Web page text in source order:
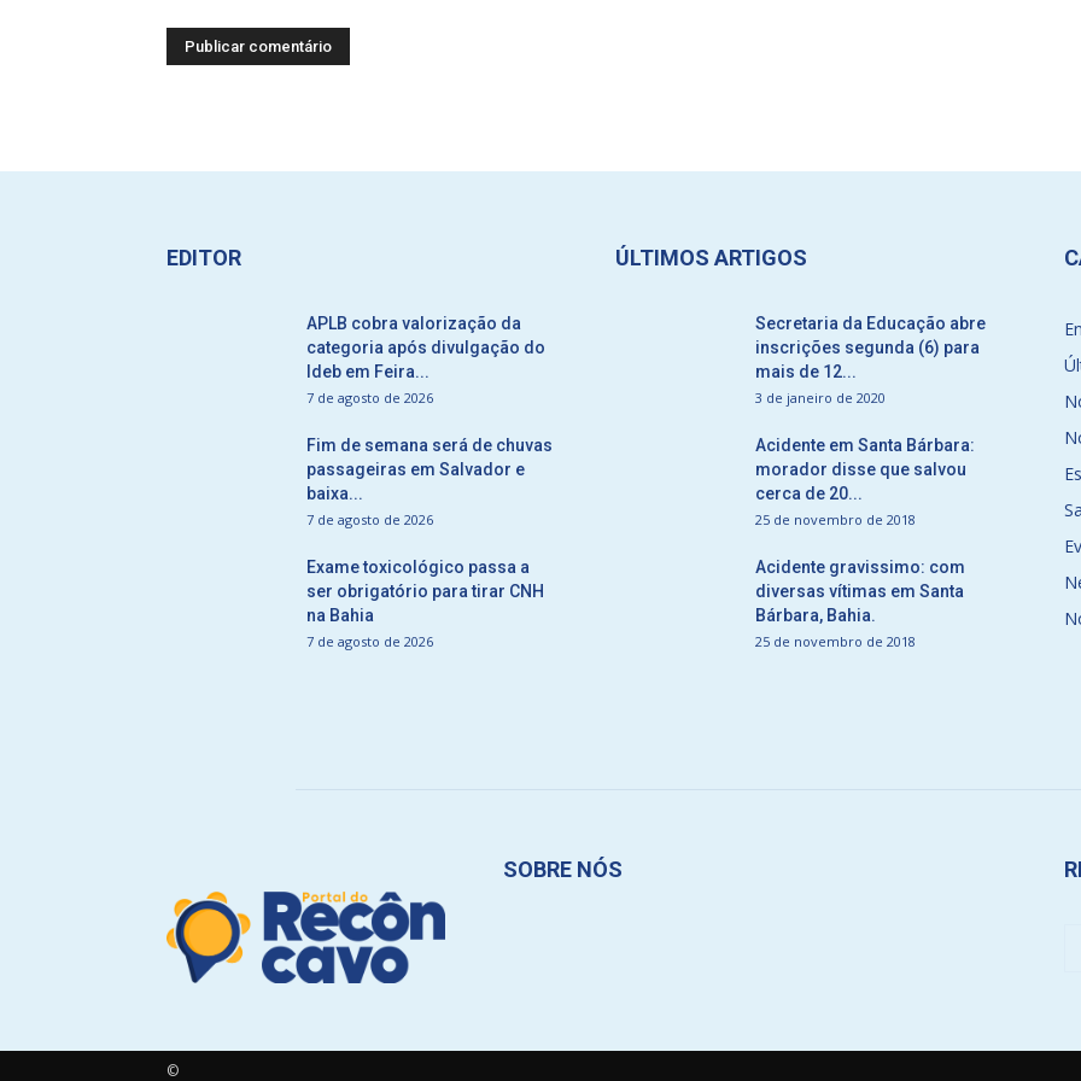
EDITOR
APLB cobra valorização da
categoria após divulgação do
Ideb em Feira...
7 de agosto de 2026
Fim de semana será de chuvas
passageiras em Salvador e
baixa...
7 de agosto de 2026
Exame toxicológico passa a
ser obrigatório para tirar CNH
na Bahia
7 de agosto de 2026
ÚLTIMOS ARTIGOS
Secretaria da Educação abre
inscrições segunda (6) para
mais de 12...
3 de janeiro de 2020
Acidente em Santa Bárbara:
morador disse que salvou
cerca de 20...
25 de novembro de 2018
Acidente gravissimo: com
diversas vítimas em Santa
Bárbara, Bahia.
25 de novembro de 2018
SOBRE NÓS
©